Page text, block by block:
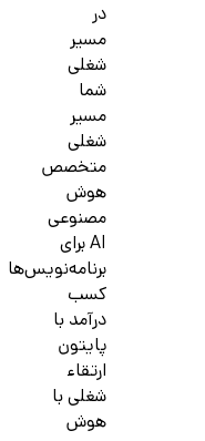
در
مسیر
شغلی
شما
مسیر
شغلی
متخصص
هوش
مصنوعی
AI برای
برنامه‌نویس‌ها
کسب
درآمد با
پایتون
ارتقاء
شغلی با
هوش